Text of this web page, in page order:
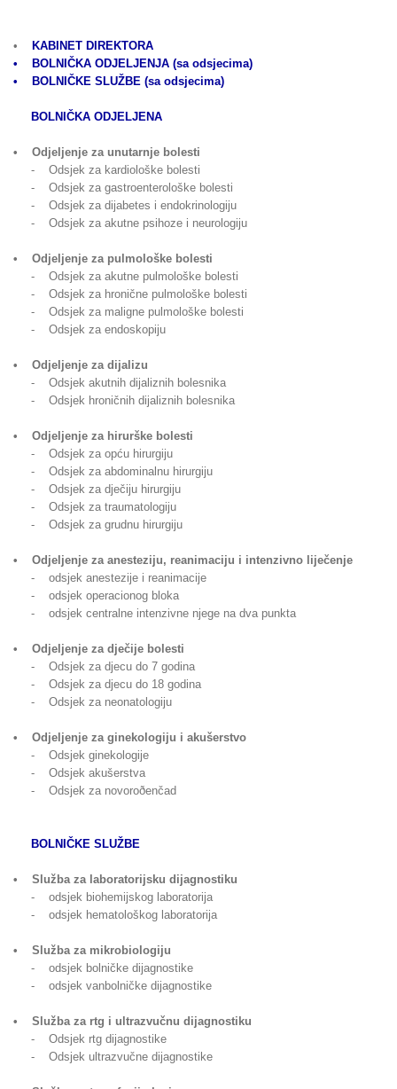
•
KABINET DIREKTORA
• BOLNIČKA ODJELJENJA (sa odsjecima)
• BOLNIČKE SLUŽBE (sa odsjecima)
BOLNIČKA ODJELJENA
• Odjeljenje za unutarnje bolesti
- Odsjek za kardiološke bolesti
- Odsjek za gastroenterološke bolesti
- Odsjek za dijabetes i endokrinologiju
- Odsjek za akutne psihoze i neurologiju
• Odjeljenje za pulmološke bolesti
- Odsjek za akutne pulmološke bolesti
- Odsjek za hronične pulmološke bolesti
- Odsjek za maligne pulmološke bolesti
- Odsjek za endoskopiju
• Odjeljenje za dijalizu
- Odsjek akutnih dijaliznih bolesnika
- Odsjek hroničnih dijaliznih bolesnika
• Odjeljenje za hirurške bolesti
- Odsjek za opću hirurgiju
- Odsjek za abdominalnu hirurgiju
- Odsjek za dječiju hirurgiju
- Odsjek za traumatologiju
- Odsjek za grudnu hirurgiju
• Odjeljenje za anesteziju, reanimaciju i intenzivno liječenje
- odsjek anestezije i reanimacije
- odsjek operacionog bloka
- odsjek centralne intenzivne njege na dva punkta
• Odjeljenje za dječije bolesti
- Odsjek za djecu do 7 godina
- Odsjek za djecu do 18 godina
- Odsjek za neonatologiju
• Odjeljenje za ginekologiju i akušerstvo
- Odsjek ginekologije
- Odsjek akušerstva
- Odsjek za novoroðenčad
BOLNIČKE SLUŽBE
• Služba za laboratorijsku dijagnostiku
- odsjek biohemijskog laboratorija
- odsjek hematološkog laboratorija
• Služba za mikrobiologiju
- odsjek bolničke dijagnostike
- odsjek vanbolničke dijagnostike
• Služba za rtg i ultrazvučnu dijagnostiku
- Odsjek rtg dijagnostike
- Odsjek ultrazvučne dijagnostike